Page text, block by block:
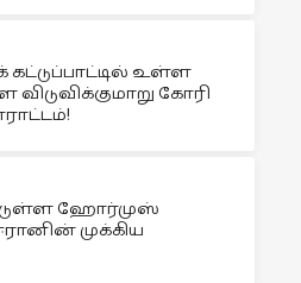
உள்ள
கோரி
ஹோர்முஸ்
முக்கிய